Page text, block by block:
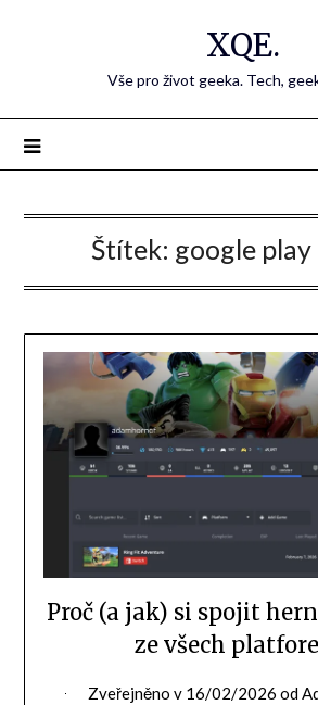
XQE.
Vše pro život geeka. Tech,
Štítek: google play
Proč (a jak) si spojit
ze všech
Zveřejněno v 16/02/2026 od